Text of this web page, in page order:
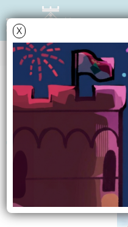
X
NOTÍCIES -
familiar al
un